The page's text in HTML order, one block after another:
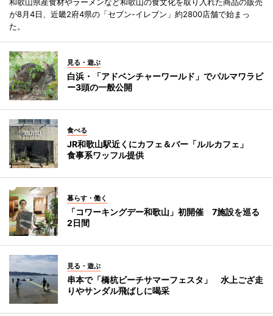
が8月4日、近畿2府4県の「セブン-イレブン」約2800店舗で始まっ
た。
見る・遊ぶ
白浜・「アドベンチャーワールド」でパルマワラビ
ー3頭の一般公開
食べる
JR和歌山駅近くにカフェ＆バー「ルルカフェ」
食事系ワッフル提供
暮らす・働く
「コワーキングデー和歌山」初開催 7施設を巡る
2日間
見る・遊ぶ
串本で「橋杭ビーチサマーフェスタ」 水上ござ走
りやサンダル飛ばしに喝采